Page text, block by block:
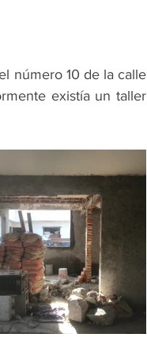
número 10 de la calle
existía un taller